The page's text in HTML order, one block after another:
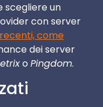
scegliere un
con server
come
dei server
o Pingdom.